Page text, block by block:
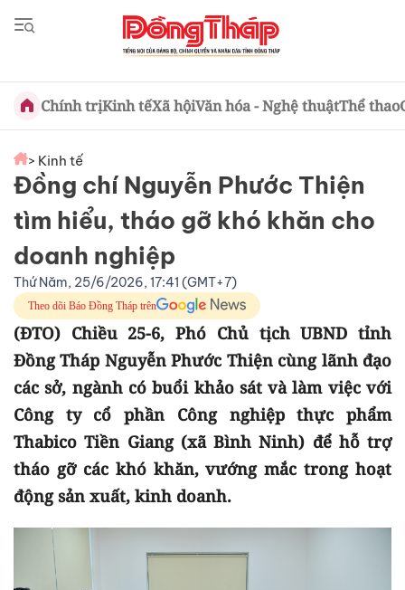
Chính trịKinh tếXã hộiVăn hóa - Nghệ thuậtThể thao
> Kinh tế
Đồng chí Nguyễn Phước Thiện
tìm hiểu, tháo gỡ khó khăn cho
doanh nghiệp
Thứ Năm, 25/6/2026, 17:41 (GMT+7)
Theo dõi Báo Đồng Tháp trên
(ĐTO) Chiều 25-6, Phó Chủ tịch UBND tỉnh
Đồng Tháp Nguyễn Phước Thiện cùng lãnh đạo
các sở, ngành có buổi khảo sát và làm việc với
Công ty cổ phần Công nghiệp thực phẩm
Thabico Tiền Giang (xã Bình Ninh) để hỗ trợ
tháo gỡ các khó khăn, vướng mắc trong hoạt
động sản xuất, kinh doanh.